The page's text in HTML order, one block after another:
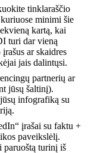
tinklaraščio
minimi šie
kartą, kai
turi dar vieną
ar skaidres
jais dalintųsi.
partnerių ar
jūsų šaltinį).
infografiką su
įrašai su faktu +
paveikslėlį.
paruoštą turinį iš